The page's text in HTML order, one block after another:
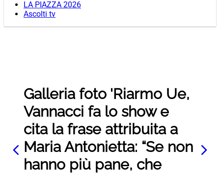
LA PIAZZA 2026
Ascolti tv
Galleria foto 'Riarmo Ue,
Vannacci fa lo show e
cita la frase attribuita a
Maria Antonietta: “Se non
hanno più pane, che